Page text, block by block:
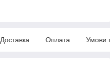
Доставка Оплата Умови